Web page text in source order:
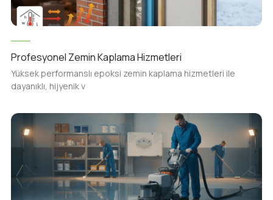
Profesyonel Zemin Kaplama Hizmetleri
Yüksek performanslı epoksi zemin kaplama hizmetleri ile
dayanıklı, hijyenik v